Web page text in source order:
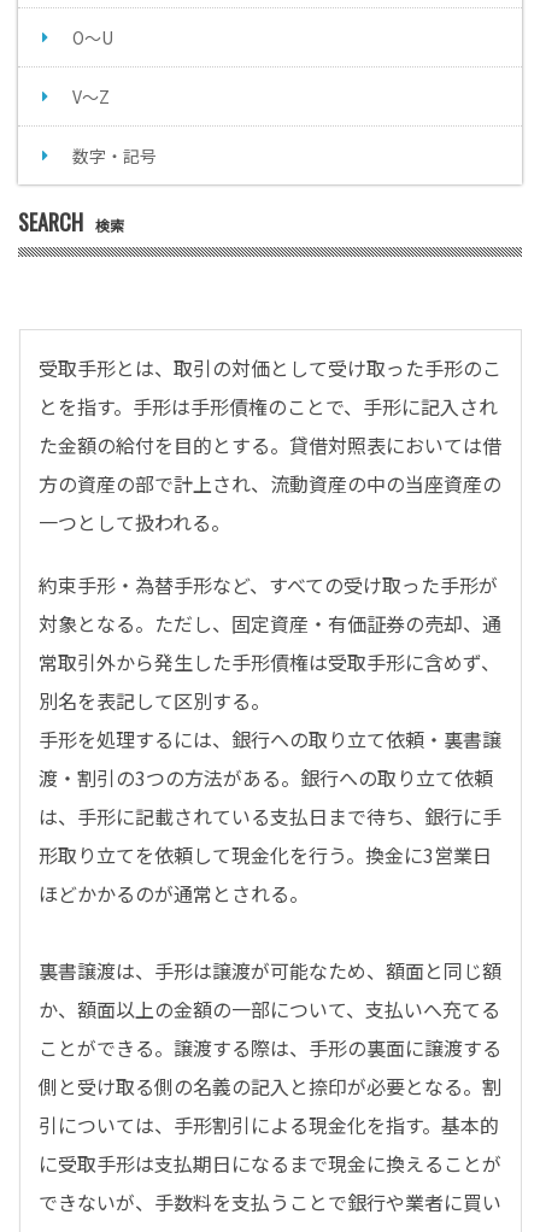
O～U
V～Z
数字・記号
SEARCH 検索
受取手形とは、取引の対価として受け取った手形のこ
とを指す。手形は手形債権のことで、手形に記入され
た金額の給付を目的とする。貸借対照表においては借
方の資産の部で計上され、流動資産の中の当座資産の
一つとして扱われる。
約束手形・為替手形など、すべての受け取った手形が
対象となる。ただし、固定資産・有価証券の売却、通
常取引外から発生した手形債権は受取手形に含めず、
別名を表記して区別する。
手形を処理するには、銀行への取り立て依頼・裏書譲
渡・割引の3つの方法がある。銀行への取り立て依頼
は、手形に記載されている支払日まで待ち、銀行に手
形取り立てを依頼して現金化を行う。換金に3営業日
ほどかかるのが通常とされる。
裏書譲渡は、手形は譲渡が可能なため、額面と同じ額
か、額面以上の金額の一部について、支払いへ充てる
ことができる。譲渡する際は、手形の裏面に譲渡する
側と受け取る側の名義の記入と捺印が必要となる。割
引については、手形割引による現金化を指す。基本的
に受取手形は支払期日になるまで現金に換えることが
できないが、手数料を支払うことで銀行や業者に買い